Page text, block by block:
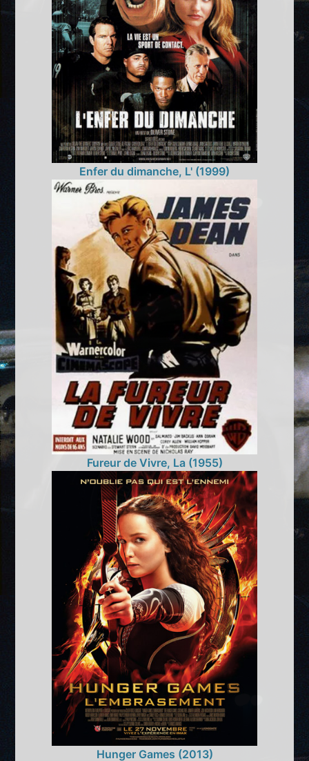
Enfer du dimanche, L' (1999)
Fureur de Vivre, La (1955)
Hunger Games (2013)